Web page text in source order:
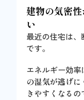
建物の気密
い
最近の住宅は
です。
エネルギー効率
の湿気が逃げ
きやすくなる の